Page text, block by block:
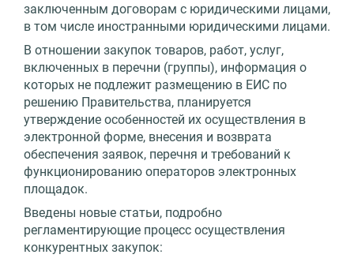
заключенным договорам с юридическими лицами,
в том числе иностранными юридическими лицами.
В отношении закупок товаров, работ, услуг,
включенных в перечни (группы), информация о
которых не подлежит размещению в ЕИС по
решению Правительства, планируется
утверждение особенностей их осуществления в
электронной форме, внесения и возврата
обеспечения заявок, перечня и требований к
функционированию операторов электронных
площадок.
Введены новые статьи, подробно
регламентирующие процесс осуществления
конкурентных закупок: